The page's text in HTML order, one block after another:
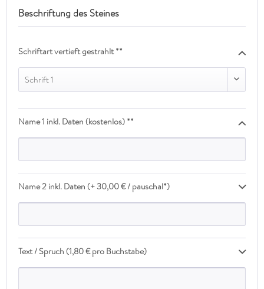
Beschriftung des Steines
Schriftart vertieft gestrahlt **
Schrift 1
Name 1 inkl. Daten (kostenlos) **
Name 2 inkl. Daten (+ 30,00 € / pauschal*)
Text / Spruch (1,80 € pro Buchstabe)